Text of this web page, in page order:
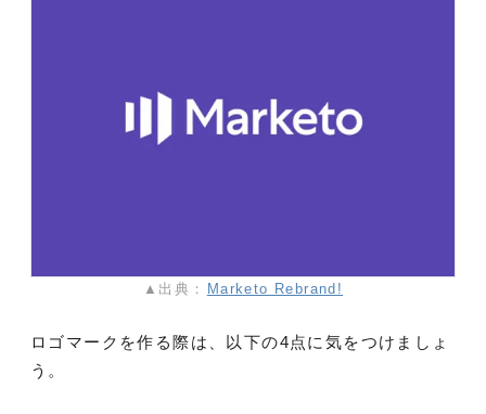
▲出典： Marketo Rebrand!
ロゴマークを作る際は、以下の4点に気をつけましょ
う。